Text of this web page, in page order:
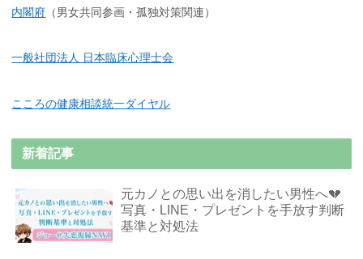
内閣府 （男女共同参画・孤独対策関連）
一般社団法人 日本臨床心理士会
こころの健康相談統一ダイヤル
新着記事
元カノとの思い出を消したい男性へ💔
写真・LINE・プレゼントを手放す判断
基準と対処法